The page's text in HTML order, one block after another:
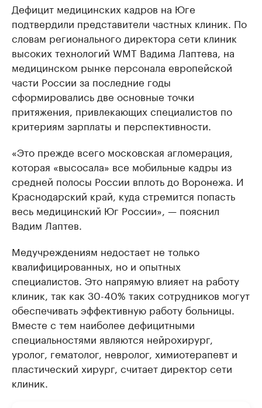
Дефицит медицинских кадров на Юге
подтвердили представители частных клиник. По
словам регионального директора сети клиник
высоких технологий WMT Вадима Лаптева, на
медицинском рынке персонала европейской
части России за последние годы
сформировались две основные точки
притяжения, привлекающих специалистов по
критериям зарплаты и перспективности.
«Это прежде всего московская агломерация,
которая «высосала» все мобильные кадры из
средней полосы России вплоть до Воронежа. И
Краснодарский край, куда стремится попасть
весь медицинский Юг России», — пояснил
Вадим Лаптев.
Медучреждениям недостает не только
квалифицированных, но и опытных
специалистов. Это напрямую влияет на работу
клиник, так как 30-40% таких сотрудников могут
обеспечивать эффективную работу больницы.
Вместе с тем наиболее дефицитными
специальностями являются нейрохирург,
уролог, гематолог, невролог, химиотерапевт и
пластический хирург, считает директор сети
клиник.